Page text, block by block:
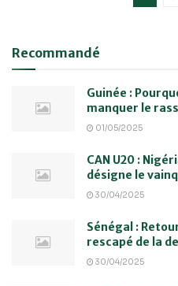
Recommandé
Guinée :
manquer le
01/05/2025
CAN U20 :
désigne le
30/04/2025
Sénégal :
rescapé de la
30/04/2025